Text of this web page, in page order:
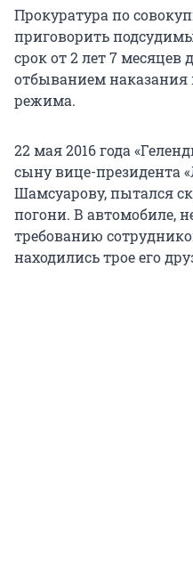
Прокуратура по
приговорить
срок от 2 лет 7 месяцев
отбыванием наказания
режима.
22 мая 2016 года
сыну вице-президента
Шамсуарову, пытался
погони. В автомобиле,
требованию
находились трое его